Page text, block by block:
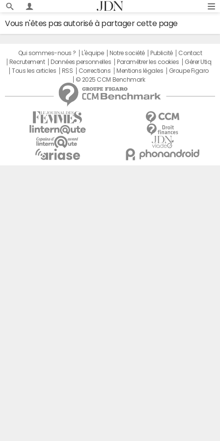
Vous n'êtes pas autorisé à partager cette page
Qui sommes-nous ? L'équipe Notre société Publicité
Contact
Recrutement
Données personnelles Paramétrer les cookies
Gérer Utiq
Tous les articles
RSS Corrections Mentions légales
Groupe Figaro
© 2025 CCM Benchmark